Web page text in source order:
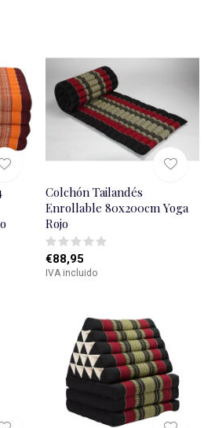
Colchón Tailandés
Enrollable 80x200cm Yoga
Rojo
€88,95
IVA incluido